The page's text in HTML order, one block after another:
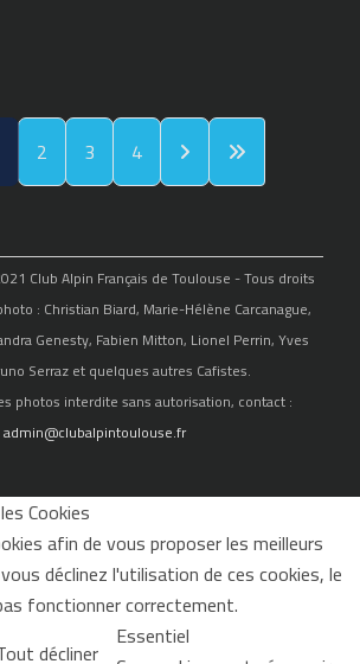
2 3 4
Club Alpin Français de Toulouse - Tous droits
: Christian Biard, Marie-Hélène Carcanague,
Genesty, Fabien Mitton, Lionel Perrin, Yves
Serraz et quelques autres Cafistes.
photos interdite sans autorisation, contact :
admin@clubalpintoulouse.fr
Cookies
afin de vous proposer les meilleurs
déclinez l'utilisation de ces cookies, le
fonctionner correctement.
décliner Essentiel